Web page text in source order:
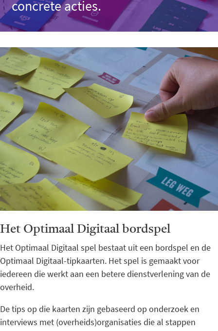
concrete acties.
Het Optimaal Digitaal bordspel
Het Optimaal Digitaal spel bestaat uit een bordspel en de
Optimaal Digitaal-tipkaarten. Het spel is gemaakt voor
iedereen die werkt aan een betere dienstverlening van de
overheid.
De tips op die kaarten zijn gebaseerd op onderzoek en
interviews met (overheids)organisaties die al stappen